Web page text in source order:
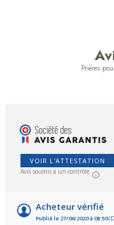
Prières
VOIR L'ATTESTATION
Avis soumis à un contrôle
Acheteur vérifié
Publié le 27/06/2020 à 08:50